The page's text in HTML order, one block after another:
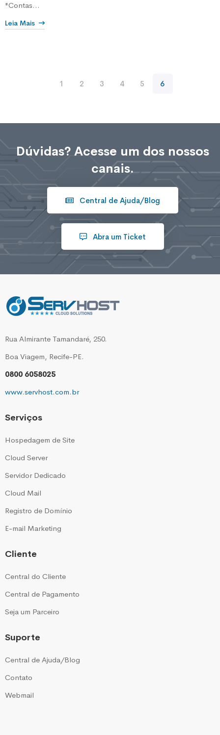
"Contas...
Leia Mais
1 2 3 4 5 6
Dúvidas? Acesse um dos nossos
canais.
Central de Ajuda/Blog
Abra um Ticket
Rua Almirante Tamandaré, 250.
Boa Viagem, Recife-PE.
0800 6058025
www.servhost.com.br
Serviços
Hospedagem de Site
Cloud Server
Servidor Dedicado
Cloud Mail
Registro de Domínio
E-mail Marketing
Cliente
Central do Cliente
Central de Pagamento
Seja um Parceiro
Suporte
Central de Ajuda/Blog
Contato
Webmail